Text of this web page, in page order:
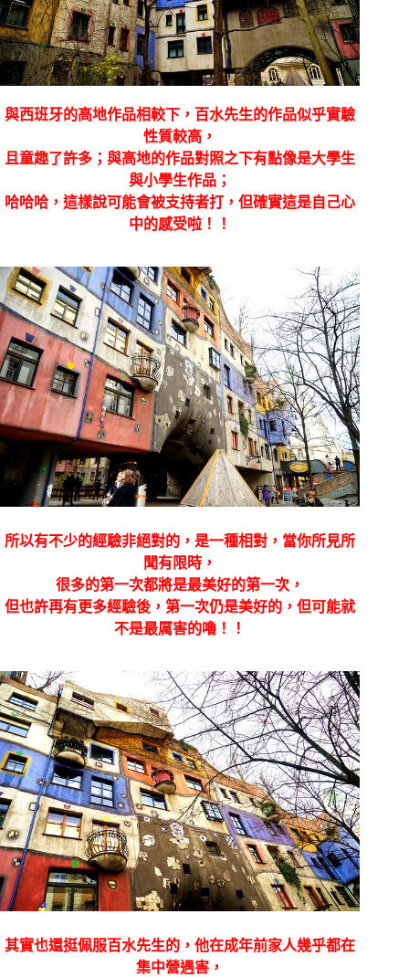
與西班牙的高地作品相較下，百水先生的作品似乎實驗
性質較高，
且童趣了許多；與高地的作品對照之下有點像是大學生
與小學生作品；
哈哈哈，這樣說可能會被支持者打，但確實這是自己心
中的感受啦！！
所以有不少的經驗非絕對的，是一種相對，當你所見所
聞有限時，
很多的第一次都將是最美好的第一次，
但也許再有更多經驗後，第一次仍是美好的，但可能就
不是最厲害的嚕！！
其實也還挺佩服百水先生的，他在成年前家人幾乎都在
集中營遇害，